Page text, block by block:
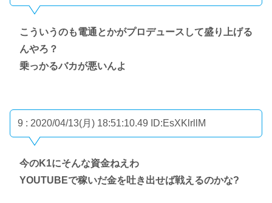
こういうのも電通とかがプロデュースして盛り上げる
んやろ？
乗っかるバカが悪いんよ
9 : 2020/04/13(月) 18:51:10.49 ID:EsXKlrllM
今のK1にそんな資金ねえわ
YOUTUBEで稼いだ金を吐き出せば戦えるのかな?